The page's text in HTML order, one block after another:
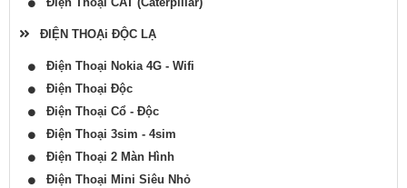
ĐIỆN THOẠi ĐỘC LẠ
Điện Thoại Nokia 4G - Wifi
Điện Thoại Độc
Điện Thoại Cổ - Độc
Điện Thoại 3sim - 4sim
Điện Thoại 2 Màn Hình
Điện Thoại Mini Siêu Nhỏ